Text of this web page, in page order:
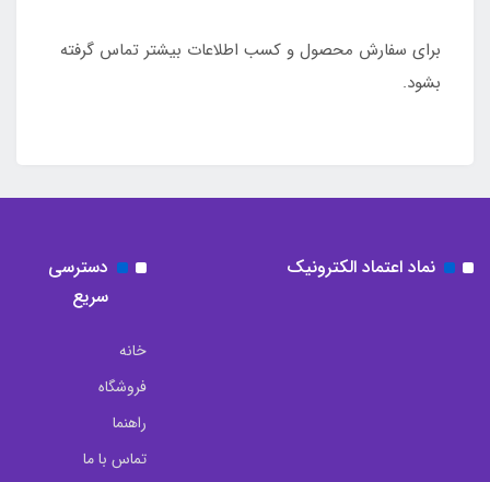
برای سفارش محصول و کسب اطلاعات بیشتر تماس گرفته
بشود.
نماد اعتماد الکترونیک
دسترسی
سریع
خانه
فروشگاه
راهنما
تماس با ما